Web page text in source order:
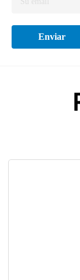
Enviar